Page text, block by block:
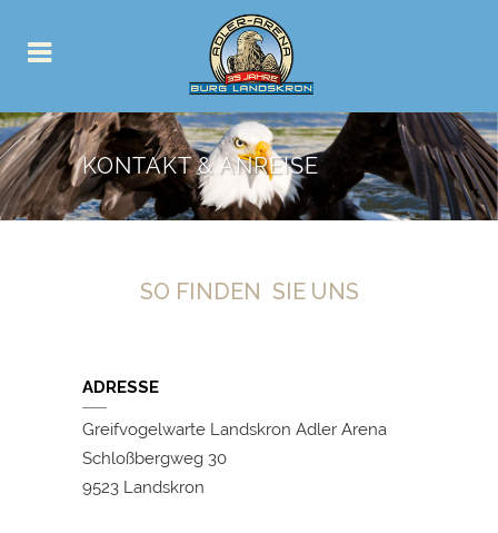
KONTAKT & ANREISE
SO FINDEN SIE UNS
ADRESSE
Greifvogelwarte Landskron Adler Arena
Schloßbergweg 30
9523 Landskron